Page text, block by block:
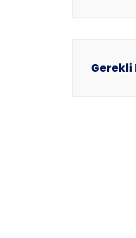
Gerekli